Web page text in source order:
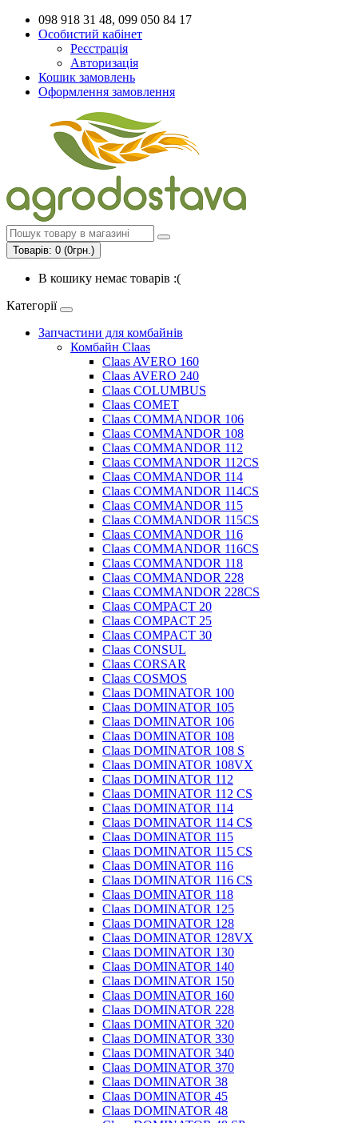
098 918 31 48, 099 050 84 17
Особистий кабінет
Реєстрація
Авторизація
Кошик замовлень
Оформлення замовлення
Товарів: 0 (0грн.)
В кошику немає товарів :(
Категорії
Запчастини для комбайнів
Комбайн Claas
Claas AVERO 160
Claas AVERO 240
Claas COLUMBUS
Claas COMET
Claas COMMANDOR 106
Claas COMMANDOR 108
Claas COMMANDOR 112
Claas COMMANDOR 112CS
Claas COMMANDOR 114
Claas COMMANDOR 114CS
Claas COMMANDOR 115
Claas COMMANDOR 115CS
Claas COMMANDOR 116
Claas COMMANDOR 116CS
Claas COMMANDOR 118
Claas COMMANDOR 228
Claas COMMANDOR 228CS
Claas COMPACT 20
Claas COMPACT 25
Claas COMPACT 30
Claas CONSUL
Claas CORSAR
Claas COSMOS
Claas DOMINATOR 100
Claas DOMINATOR 105
Claas DOMINATOR 106
Claas DOMINATOR 108
Claas DOMINATOR 108 S
Claas DOMINATOR 108VX
Claas DOMINATOR 112
Claas DOMINATOR 112 CS
Claas DOMINATOR 114
Claas DOMINATOR 114 CS
Claas DOMINATOR 115
Claas DOMINATOR 115 CS
Claas DOMINATOR 116
Claas DOMINATOR 116 CS
Claas DOMINATOR 118
Claas DOMINATOR 125
Claas DOMINATOR 128
Claas DOMINATOR 128VX
Claas DOMINATOR 130
Claas DOMINATOR 140
Claas DOMINATOR 150
Claas DOMINATOR 160
Claas DOMINATOR 228
Claas DOMINATOR 320
Claas DOMINATOR 330
Claas DOMINATOR 340
Claas DOMINATOR 370
Claas DOMINATOR 38
Claas DOMINATOR 45
Claas DOMINATOR 48